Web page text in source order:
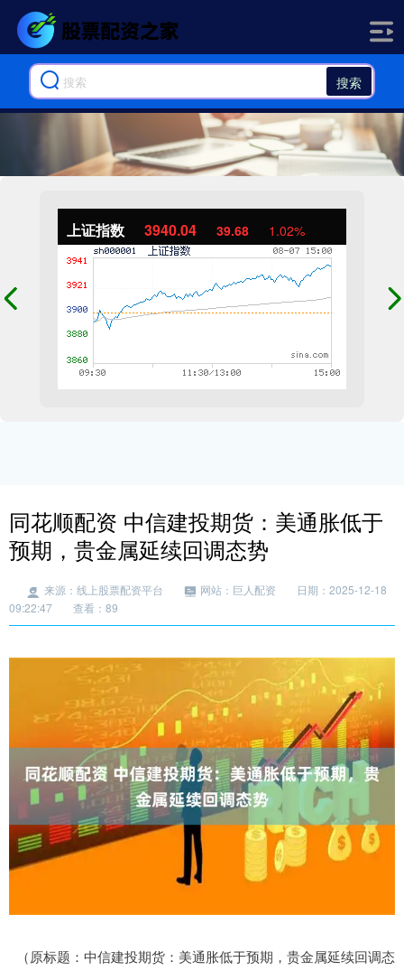
搜索
上证指数 3940.04 39.68 1.02%
同花顺配资 中信建投期货：美通胀低于
预期，贵金属延续回调态势
来源：线上股票配资平台 网站：巨人配资
日期：2025-12-18
09:22:47
查看：89
（原标题：中信建投期货：美通胀低于预期，贵金属延续回调态